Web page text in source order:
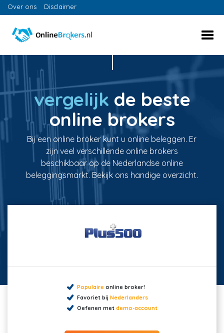
Over ons Disclaimer
vergelijk de beste
online brokers
Bij een online broker kunt u online beleggen. Er
zijn veel verschillende online brokers
beschikbaar op de Nederlandse online
beleggingsmarkt. Bekijk ons handige overzicht.
Populaireonline broker!
Favoriet bij Nederlanders
Oefenen met demo-account